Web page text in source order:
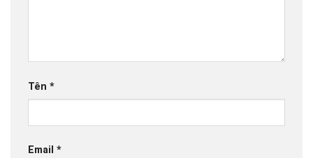
Tên *
Email *